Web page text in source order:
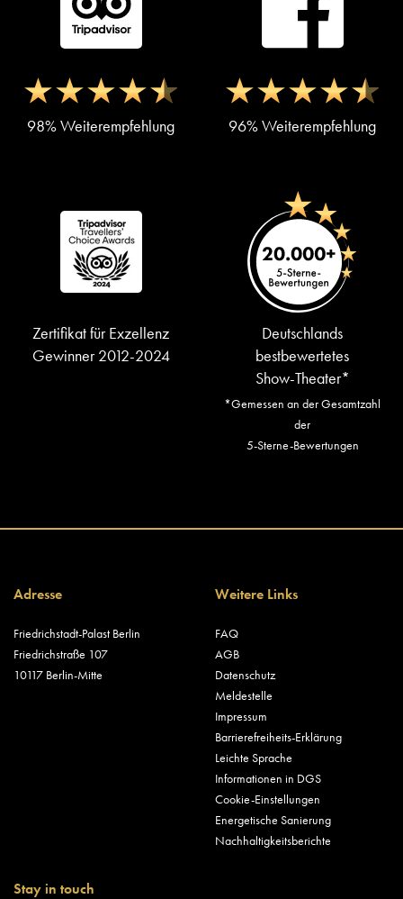
98% Weiterempfehlung 96% Weiterempfehlung
Zertifikat für Exzellenz
Gewinner 2012-2024
Deutschlands
bestbewertetes
Show-Theater*
*Gemessen an der Gesamtzahl
der
5-Sterne-Bewertungen
Adresse
Friedrichstadt-Palast Berlin
Friedrichstraße 107
10117 Berlin-Mitte
Weitere Links
FAQ
AGB
Datenschutz
Meldestelle
Impressum
Barrierefreiheits-Erklärung
Leichte Sprache
Informationen in DGS
Cookie-Einstellungen
Energetische Sanierung
Nachhaltigkeitsberichte
Stay in touch